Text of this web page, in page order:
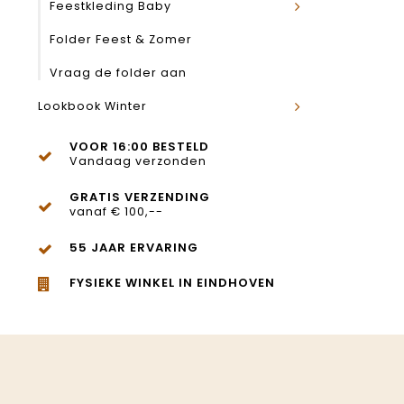
Feestkleding Baby
Folder Feest & Zomer
Vraag de folder aan
Lookbook Winter
VOOR 16:00 BESTELD
Vandaag verzonden
GRATIS VERZENDING
vanaf € 100,--
55 JAAR ERVARING
FYSIEKE WINKEL IN EINDHOVEN